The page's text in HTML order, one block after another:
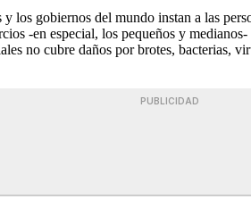
los gobiernos del mundo instan a las
-en especial, los pequeños y
no cubre daños por brotes, bacterias,
PUBLICIDAD